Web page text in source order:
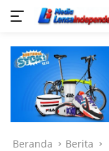
konten
Beranda Berita